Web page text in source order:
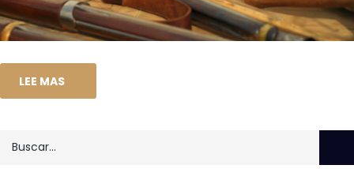
LEE MAS